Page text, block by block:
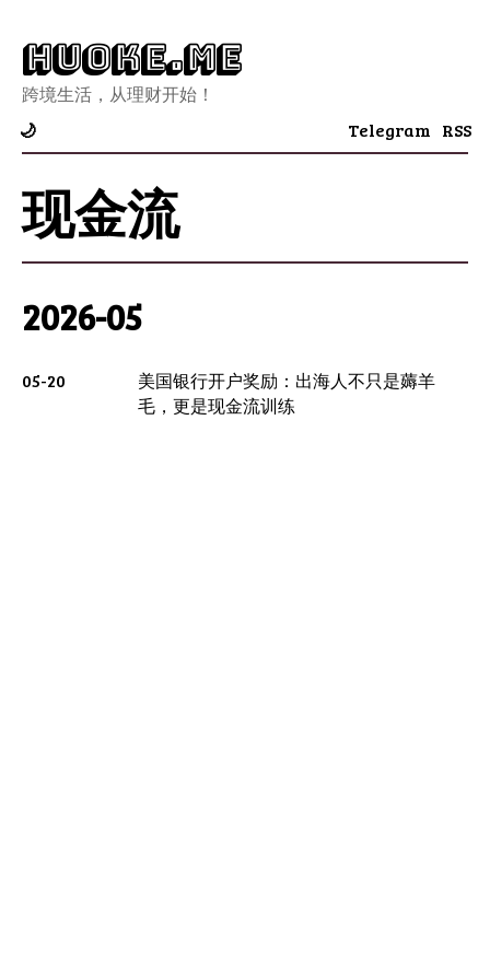
Huoke.Me
跨境生活，从理财开始！
🌙 Telegram RSS
现金流
2026-05
05-20
美国银行开户奖励：出海人不只是薅羊
毛，更是现金流训练